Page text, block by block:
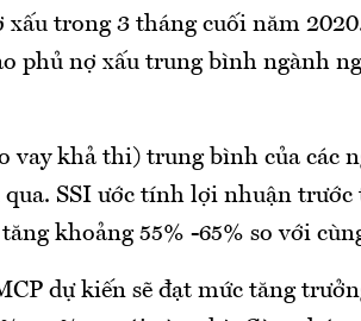
trong 3 tháng cuối năm
phủ nợ xấu trung bình ngành
vay khả thi) trung bình của các
SSI ước tính lợi nhuận trước
khoảng 55% -65% so với
dự kiến sẽ đạt mức tăng